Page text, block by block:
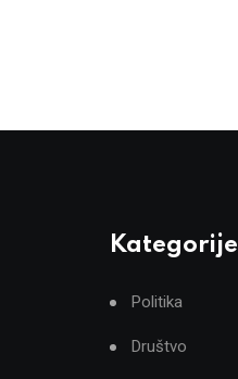
Kategorije
Politika
Društvo